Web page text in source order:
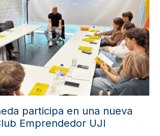
participa en una nueva
Emprendedor UJI